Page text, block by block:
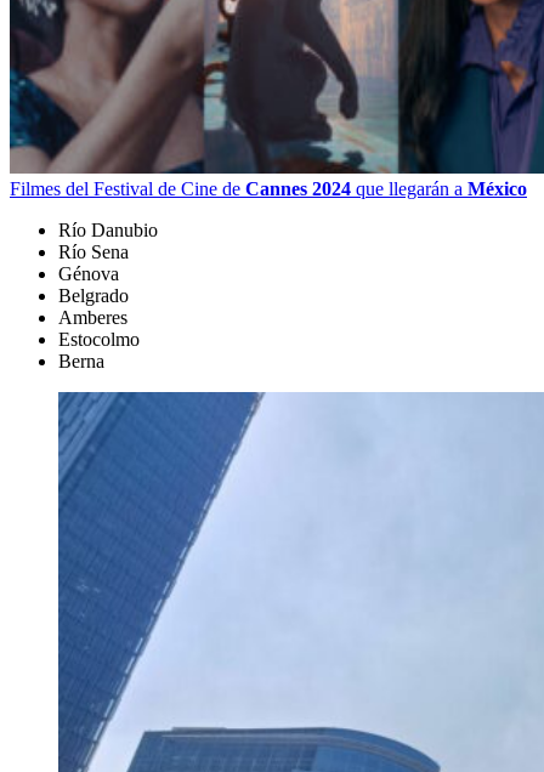
Filmes del Festival de Cine de Cannes 2024 que llegarán a México
Río Danubio
Río Sena
Génova
Belgrado
Amberes
Estocolmo
Berna